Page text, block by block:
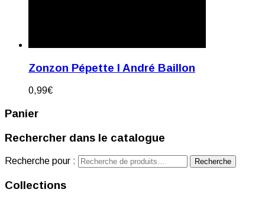
Zonzon Pépette I André Baillon
0,99€
Panier
Rechercher dans le catalogue
Recherche pour : Recherche
Collections